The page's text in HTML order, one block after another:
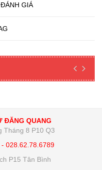
GIÁ
ĐĂNG QUANG
Tháng 8 P10 Q3
028.62.78.6789
P15 Tân Bình